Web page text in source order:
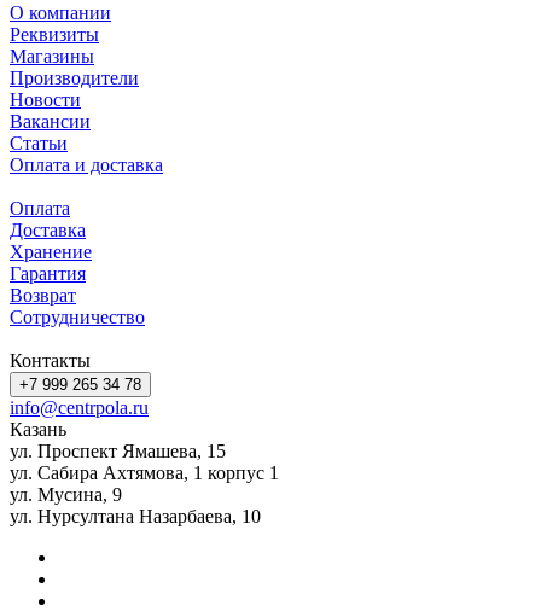
О компании
Реквизиты
Магазины
Производители
Новости
Вакансии
Статьи
Оплата и доставка
Оплата
Доставка
Хранение
Гарантия
Возврат
Сотрудничество
Контакты
+7 999 265 34 78
info@centrpola.ru
Казань
ул. Проспект Ямашева, 15
ул. Сабира Ахтямова, 1 корпус 1
ул. Мусина, 9
ул. Нурсултана Назарбаева, 10